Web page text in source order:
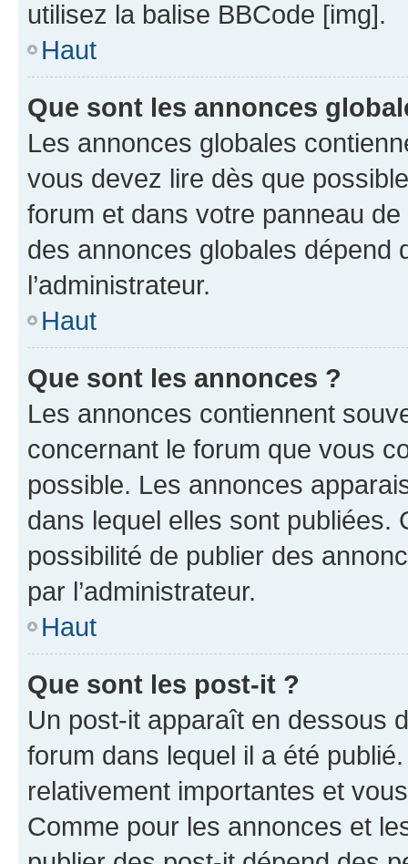
utilisez la balise BBCode [img].
Haut
Que sont les annonces
Les annonces globales
vous devez lire dès que
forum et dans votre panneau
des annonces globales dépend
l’administrateur.
Haut
Que sont les annonces ?
Les annonces contiennent
concernant le forum que vous
possible. Les annonces
dans lequel elles sont publiées.
possibilité de publier des
par l’administrateur.
Haut
Que sont les post-it ?
Un post-it apparaît en dessous
forum dans lequel il a été
relativement importantes et
Comme pour les annonces et